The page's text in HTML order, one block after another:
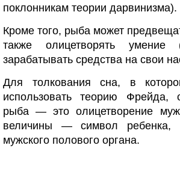
поклонникам теории дарвинизма).
Кроме того, рыба может
также олицетворять
зарабатывать средства на свои
Для толкования сна, в
использовать теорию Фрейда,
рыба — это олицетворение
величины — символ ребенка,
мужского полового органа.